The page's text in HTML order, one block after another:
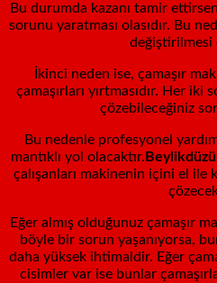
Bu durumda kazanı tamir
sorunu yaratması olasıdır. Bu
değiştirilmesi
İkinci neden ise, çamaşır
çamaşırları yırtmasıdır. Her
çözebileceğiniz
Bu nedenle profesyonel
mantıklı yol olacaktır. Beylikdüzü
çalışanları makinenin içini el
Eğer almış olduğunuz çamaşır
böyle bir sorun yaşanıyorsa,
daha yüksek ihtimaldir. Eğer
cisimler var ise bunlar